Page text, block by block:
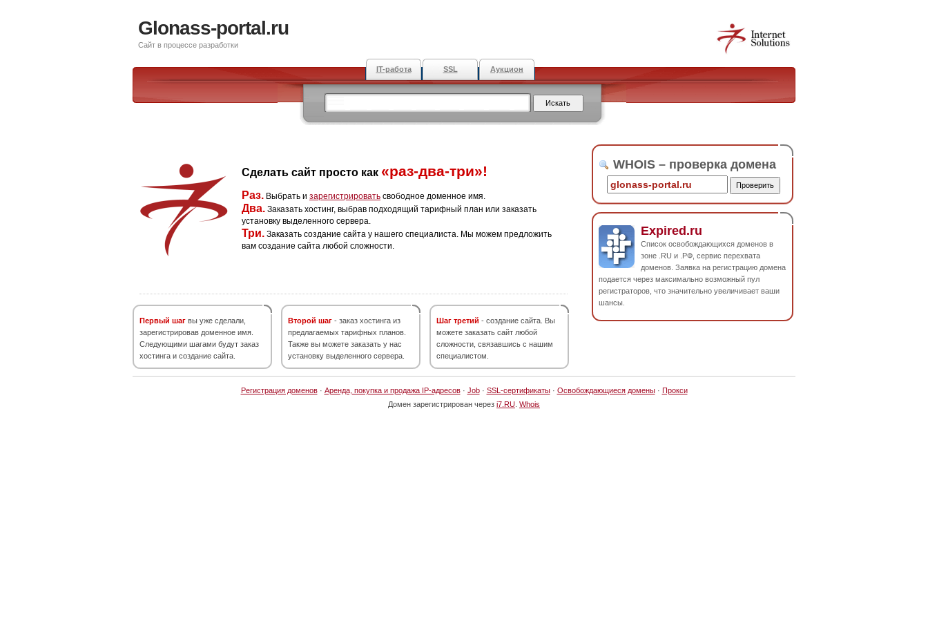
Glonass-portal.ru
Сайт в процессе разработки
IT-работа SSL Аукцион
Сделать сайт просто как «раз-два-три»!
Раз. Выбрать и зарегистрировать свободное доменное имя.
Два. Заказать хостинг, выбрав подходящий тарифный план или заказать
установку выделенного сервера.
Три. Заказать создание сайта у нашего специалиста. Мы можем предложить
вам создание сайта любой сложности.
Первый шаг вы уже сделали,
зарегистрировав доменное имя.
Следующими шагами будут заказ
хостинга и создание сайта.
Второй шаг - заказ хостинга из
предлагаемых тарифных планов.
Также вы можете заказать у нас
установку выделенного сервера.
Шаг третий - создание сайта. Вы
можете заказать сайт любой
сложности, связавшись с нашим
специалистом.
WHOIS – проверка домена
Expired.ru
Список освобождающихся доменов в
зоне .RU и .РФ, сервис перехвата
доменов. Заявка на регистрацию домена
подается через максимально возможный пул
регистраторов, что значительно увеличивает ваши
шансы.
Регистрация доменов· Аренда, покупка и продажа IP-адресов· Job· SSL-сертификаты· Освобождающиеся домены· Прокси
Домен зарегистрирован через i7.RU Whois